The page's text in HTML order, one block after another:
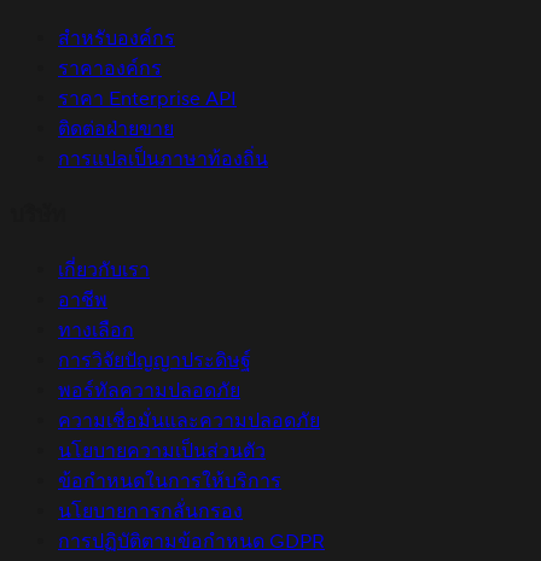
สำหรับองค์กร
ราคาองค์กร
ราคา Enterprise API
ติดต่อฝ่ายขาย
การแปลเป็นภาษาท้องถิ่น
เกี่ยวกับเรา
อาชีพ
ทางเลือก
การวิจัยปัญญาประดิษฐ์
พอร์ทัลความปลอดภัย
ความเชื่อมั่นและความปลอดภัย
นโยบายความเป็นส่วนตัว
ข้อกำหนดในการให้บริการ
นโยบายการกลั่นกรอง
การปฏิบัติตามข้อกำหนด GDPR